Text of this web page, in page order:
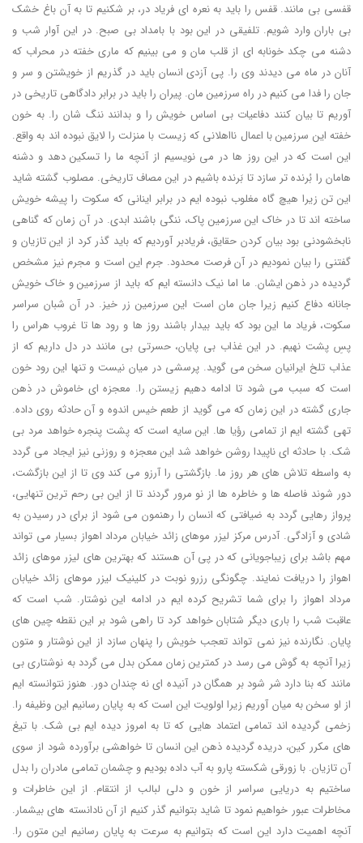
قفسی بی مانند. قفس را باید به نعره ای فریاد در، بر شکنیم تا به آن باغ خشک
بی باران وارد شویم. تلفیقی در این بود با بامداد بی صبح. در این آوار شب و
دشنه می چکد خونابه ای از قلب مان و می بینیم که ماری خفته در محراب که
آنان در ماه می دیدند وی را. پی آزدی انسان باید در گذریم از خویشتن و سر و
جان را فدا می کنیم در راه سرزمین مان. پیران را باید در برابر دادگاهی تاریخی در
آوریم تا بیان کنند دفاعیات بی اساس خویش را و بدانند ننگ شان را. به خون
خفته این سرزمین با اعمال نااهلانی که زیست با منزلت را لایق نبوده اند به واقع.
این است که در این روز ها در می نویسیم از آنچه ما را تسکین دهد و دشنه
هامان را بُرنده تر سازد تا بَرنده باشیم در این مصاف تاریخی. مصلوب گشته شاید
این تن زیرا هیچ گاه مغلوب نبوده ایم در برابر اینانی که سکوت را پیشه خویش
ساخته اند تا در خاک این سرزمین پاک، ننگی باشند ابدی. در آن زمان که گناهی
نابخشودنی بود بیان کردن حقایق، فریادبر آوردیم که باید گذر کرد از این تازیان و
گفتنی را بیان نمودیم در آن فرصت محدود. جرم این است و مجرم نیز مشخص
گردیده در ذهن ایشان. ما اما نیک دانسته ایم که باید از سرزمین و خاک خویش
جانانه دفاع کنیم زیرا جان مان است این سرزمین زر خیز. در آن شبان سراسر
سکوت، فریاد ما این بود که باید بیدار باشند روز ها و رود ها تا غروب هراس را
پسِ پشت نهیم. در این غذاب بی پایان، حسرتی بی مانند در دل داریم که از
عذاب تلخ ایرانیان سخن می گوید. پرسشی در میان نیست و تنها این رود خون
است که سبب می شود تا ادامه دهیم زیستن را. معجزه ای خاموش در ذهن
جاری گشته در این زمان که می گوید از طعم خیس اندوه و آن حادثه روی داده.
تهی گشته ایم از تمامی رؤیا ها. این سایه است که پشت پنجره خواهد مرد بی
شک. با حادثه ای ناپیدا روشن خواهد شد این معجزه و روزنی نیز ایجاد می گردد
به واسطه تلاش های هر روز ما. بازگشتی را آرزو می کند وی تا از این بازگشت،
دور شوند فاصله ها و خاطره ها از نو مرور گردند تا از این بی رحم ترین تنهایی،
پرواز رهایی گردد به ضیافتی که انسان را رهنمون می شود از برای در رسیدن به
شادی و آزادگی. آدرس مرکز لیزر موهای زائد خیابان مرداد اهواز بسیار می تواند
مهم باشد برای زیباجویانی که در پی آن هستند که بهترین های لیزر موهای زائد
اهواز را دریافت نمایند. چگونگی رزرو نوبت در کلینیک لیزر موهای زائد خیابان
مرداد اهواز را برای شما تشریح کرده ایم در ادامه این نوشتار. شب است که
عاقبت شب را باری دیگر شتابان خواهد کرد تا راهی شود بر این نقطه چین های
پایان. نگارنده نیز نمی تواند تعجب خویش را پنهان سازد از این نوشتار و متون
زیرا آنچه به گوش می رسد در کمترین زمان ممکن بدل می گردد به نوشتاری بی
مانند که بنا دارد شر شود بر همگان در آنیده ای نه چندان دور. هنوز نتوانسته ایم
از او سخن به میان آوریم زیرا اولویت این است که به پایان رسانیم این وظیفه را.
زخمی گردیده اند تمامی اعتماد هایی که تا به امروز دیده ایم بی شک. با تیغ
های مکرر کین، دریده گردیده ذهن این انسان تا خواهشی برآورده شود از سوی
آن تازیان. با زورقی شکسته پارو به آب داده بودیم و چشمان تمامی مادران را بدل
ساختیم به دریایی سراسر از خون و دلی لبالب از انتقام. از این خاطرات و
مخاطرات عبور خواهیم نمود تا شاید بتوانیم گذر کنیم از آن نادانسته های بیشمار.
آنچه اهمیت دارد این است که بتوانیم به سرعت به پایان رسانیم این متون را.